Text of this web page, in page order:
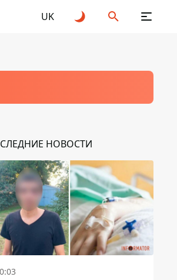
UK
НОВОСТИ